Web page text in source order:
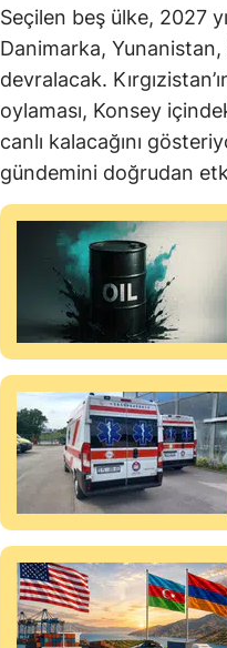
Seçilen beş ülke, 2027
Danimarka,
devralacak.
oylaması, Konsey
canlı kalacağını
gündemini doğrudan